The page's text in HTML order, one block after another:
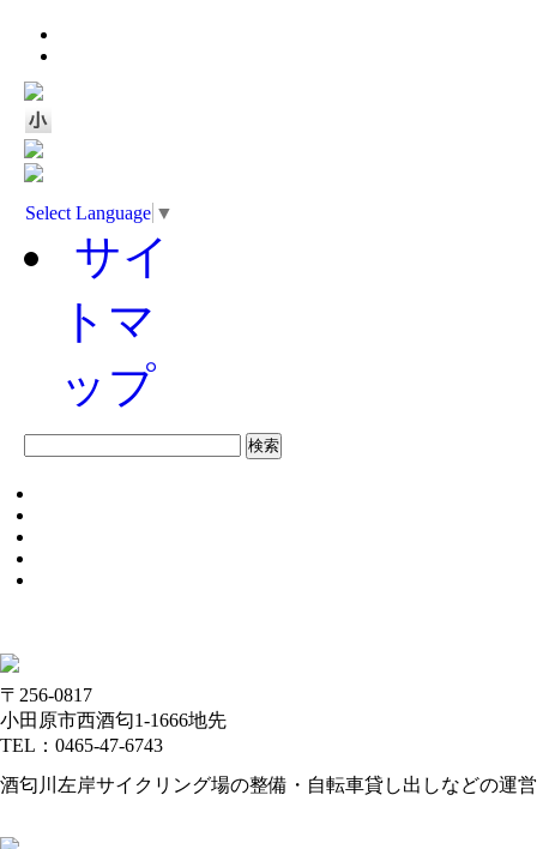
Select Language ▼
サイ
トマ
ップ
〒256-0817
小田原市西酒匂1-1666地先
TEL：0465-47-6743
酒匂川左岸サイクリング場の整備・自転車貸し出しなどの運